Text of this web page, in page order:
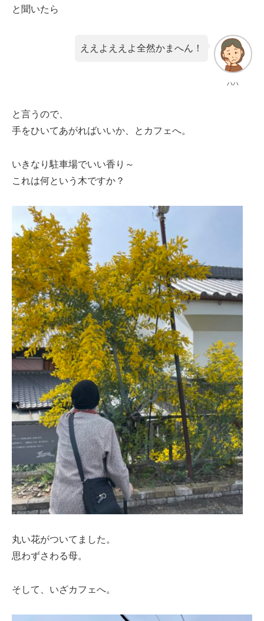
と聞いたら
ハハ
ええよええよ全然かまへん！
と言うので、
手をひいてあがればいいか、とカフェへ。
いきなり駐車場でいい香り～
これは何という木ですか？
丸い花がついてました。
思わずさわる母。
そして、いざカフェへ。